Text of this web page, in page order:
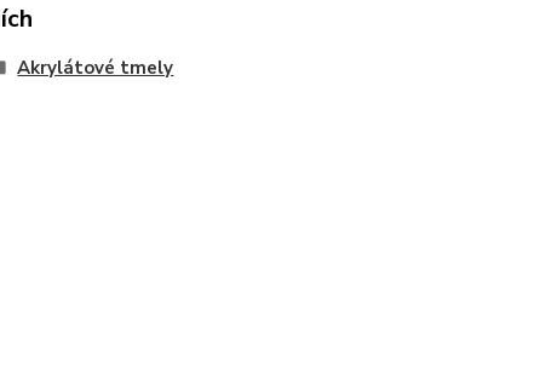
Akrylátové tmely